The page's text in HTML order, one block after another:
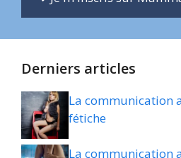
Derniers articles
La communication
fétiche
La communication